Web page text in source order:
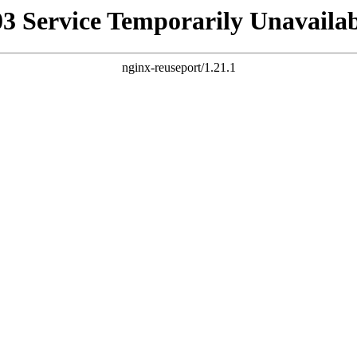
Service Temporarily
nginx-reuseport/1.21.1